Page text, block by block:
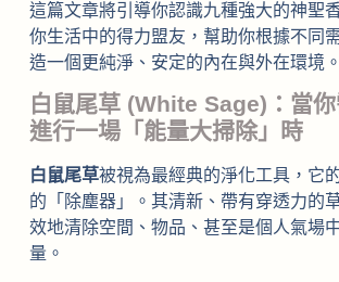
這篇文章將引導你認識九種強大的神聖
你生活中的得力盟友，幫助你根據不同
造一個更純淨、安定的內在與外在環境。
白鼠尾草 (White Sage)：當
進行一場「能量大掃除」時
白鼠尾草被視為最經典的淨化工具，它
的「除塵器」。其清新、帶有穿透力的
效地清除空間、物品、甚至是個人氣場
量。